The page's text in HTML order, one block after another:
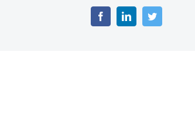
FacebookLinkedInTwitter